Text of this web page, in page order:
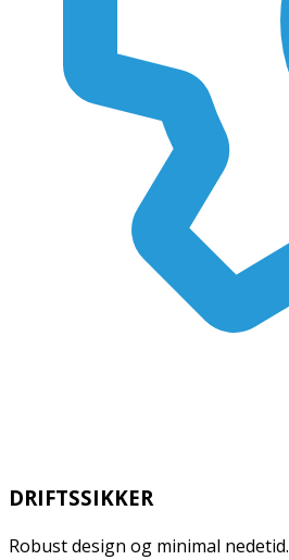
DRIFTSSIKKER
Robust design og minimal nedetid.